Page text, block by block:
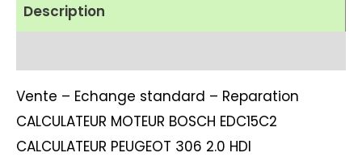
Description
Vente – Echange standard – Reparation
CALCULATEUR MOTEUR BOSCH EDC15C2
CALCULATEUR PEUGEOT 306 2.0 HDI